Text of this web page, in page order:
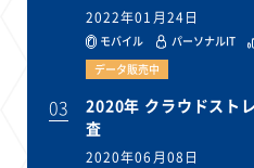
2022年01月24日
モバイル パーソナルIT
データ販売中
03
2020年 クラウドスト
査
2020年06月08日